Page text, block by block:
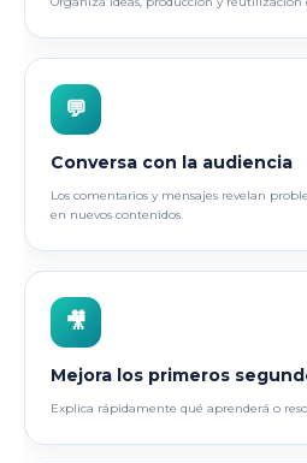
💬
Conversa con la audiencia
Los comentarios y mensajes revelan
en nuevos contenidos.
🎥
Mejora los primeros
Explica rápidamente qué aprenderá o